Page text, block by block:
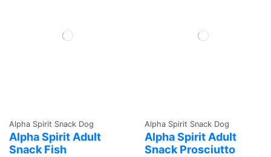
Alpha Spirit Snack Dog
Alpha Spirit Adult
Snack Fish
Alpha Spirit Snack Dog
Alpha Spirit Adult
Snack Prosciutto